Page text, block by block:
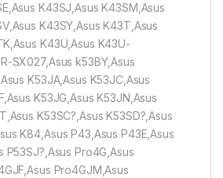
K43SJ,Asus K43SM,Asus
K43SY,Asus K43T,Asus
K43U,Asus K43U-
SX027,Asus k53BY,Asus
K53JA,Asus K53JC,Asus
K53JG,Asus K53JN,Asus
K53SC?,Asus K53SD?,Asus
K84,Asus P43,Asus P43E,Asus
P53SJ?,Asus Pro4G,Asus
Pro4GJM,Asus